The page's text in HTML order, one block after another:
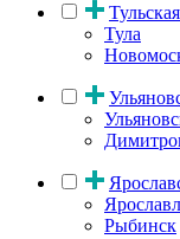
Тула
Рыбинск